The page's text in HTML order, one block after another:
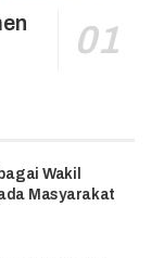
Wakil
Masyarakat